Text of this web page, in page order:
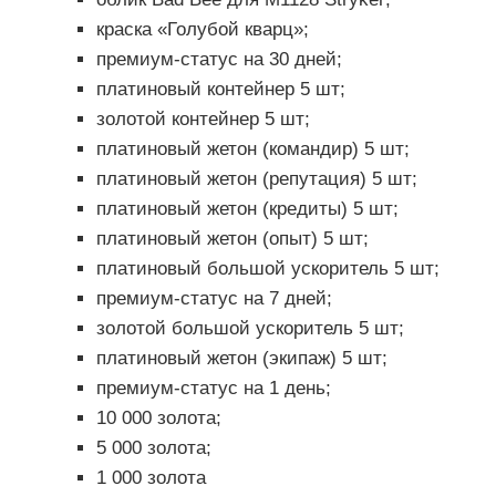
краска «Голубой кварц»;
премиум-статус на 30 дней;
платиновый контейнер 5 шт;
золотой контейнер 5 шт;
платиновый жетон (командир) 5 шт;
платиновый жетон (репутация) 5 шт;
платиновый жетон (кредиты) 5 шт;
платиновый жетон (опыт) 5 шт;
платиновый большой ускоритель 5 шт;
премиум-статус на 7 дней;
золотой большой ускоритель 5 шт;
платиновый жетон (экипаж) 5 шт;
премиум-статус на 1 день;
10 000 золота;
5 000 золота;
1 000 золота